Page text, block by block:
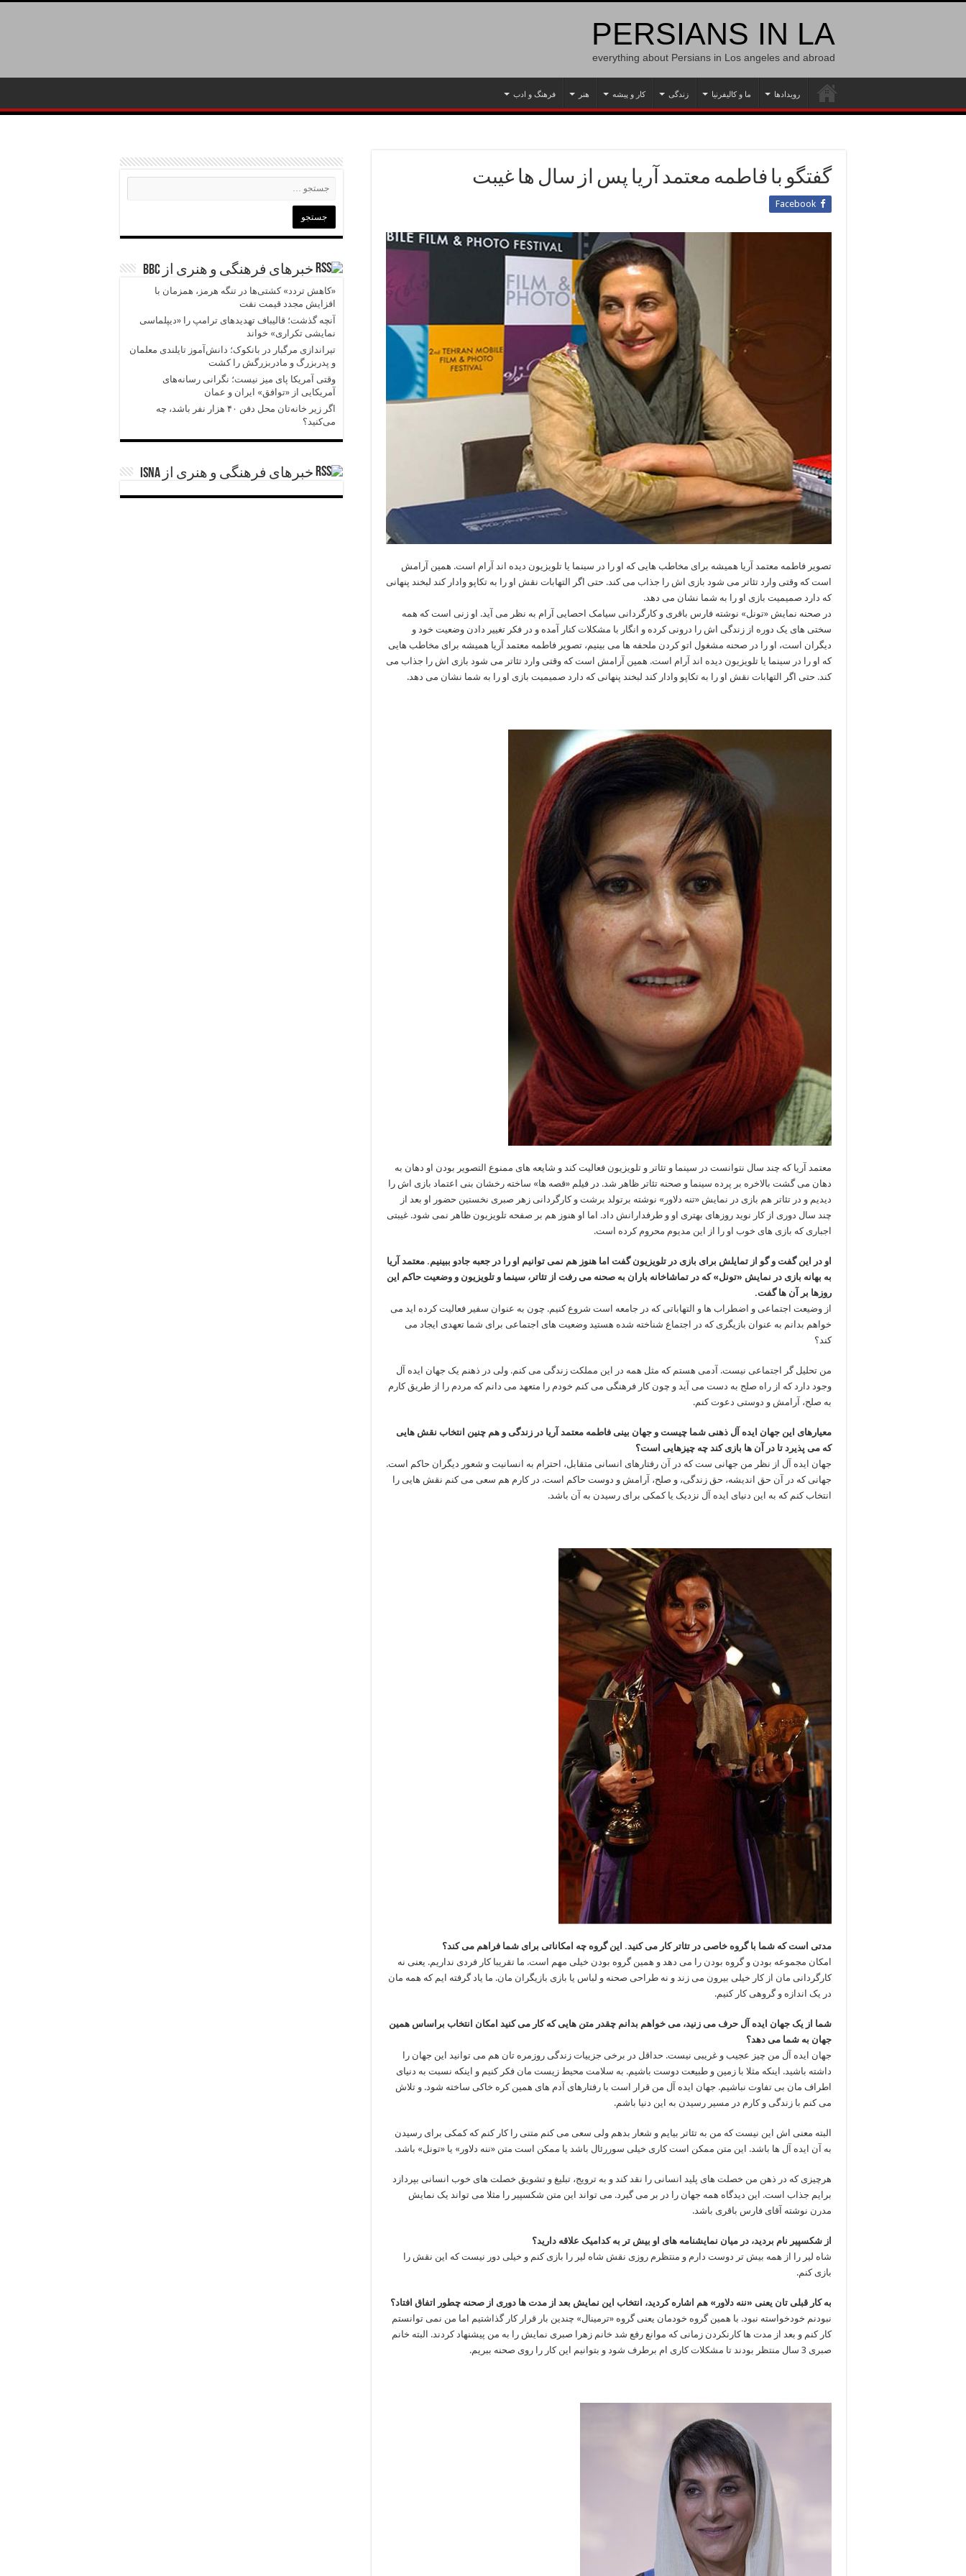
PERSIANS IN LA
everything about Persians in Los angeles and abroad
رویدادها ما و کالیفرنیا زندگی کار و پیشه هنر فرهنگ و ادب
گفتگو با فاطمه معتمد آریا پس از سال ها غیبت
Facebook
تصویر فاطمه معتمد آریا همیشه برای مخاطب هایی که او را در سینما یا تلویزیون دیده اند آرام است. همین آرامش
است که وقتی وارد تئاتر می شود بازی اش را جذاب می کند. حتی اگر التهابات نقش او را به تکاپو وادار کند لبخند پنهانی
که دارد صمیمیت بازی او را به شما نشان می دهد.
در صحنه نمایش «تونل» نوشته فارس باقری و کارگردانی سیامک احصایی آرام به نظر می آید. او زنی است که همه
سختی های یک دوره از زندگی اش را درونی کرده و انگار با مشکلات کنار آمده و در فکر تغییر دادن وضعیت خود و
دیگران است، او را در صحنه مشغول اتو کردن ملحفه ها می بینیم، تصویر فاطمه معتمد آریا همیشه برای مخاطب هایی
که او را در سینما یا تلویزیون دیده اند آرام است. همین آرامش است که وقتی وارد تئاتر می شود بازی اش را جذاب می
کند. حتی اگر التهابات نقش او را به تکاپو وادار کند لبخند پنهانی که دارد صمیمیت بازی او را به شما نشان می دهد.
معتمد آریا که چند سال نتوانست در سینما و تئاتر و تلویزیون فعالیت کند و شایعه های ممنوع التصویر بودن او دهان به
دهان می گشت بالاخره بر پرده سینما و صحنه تئاتر ظاهر شد. در فیلم «قصه ها» ساخته رخشان بنی اعتماد بازی اش را
دیدیم و در تئاتر هم بازی در نمایش «تنه دلاور» نوشته برتولد برشت و کارگردانی زهر صبری نخستین حضور او بعد از
چند سال دوری از کار نوید روزهای بهتری او و طرفدارانش داد. اما او هنوز هم بر صفحه تلویزیون ظاهر نمی شود. غیبتی
اجباری که بازی های خوب او را از این مدیوم محروم کرده است.
او در این گفت و گو از تمایلش برای بازی در تلویزیون گفت اما هنوز هم نمی توانیم او را در جعبه جادو ببینیم. معتمد آریا
به بهانه بازی در نمایش «تونل» که در تماشاخانه باران به صحنه می رفت از تئاتر، سینما و تلویزیون و وضعیت حاکم این
روزها بر آن ها گفت.
از وضیعت اجتماعی و اضطراب ها و التهاباتی که در جامعه است شروع کنیم. چون به عنوان سفیر فعالیت کرده اید می
خواهم بدانم به عنوان بازیگری که در اجتماع شناخته شده هستید وضعیت های اجتماعی برای شما تعهدی ایجاد می
کند؟
من تحلیل گر اجتماعی نیست. آدمی هستم که مثل همه در این مملکت زندگی می کنم. ولی در ذهنم یک جهان ایده آل
وجود دارد که از راه صلح به دست می آید و چون کار فرهنگی می کنم خودم را متعهد می دانم که مردم را از طریق کارم
به صلح، آرامش و دوستی دعوت کنم.
معیارهای این جهان ایده آل ذهنی شما چیست و جهان بینی فاطمه معتمد آریا در زندگی و هم چنین انتخاب نقش هایی
که می پذیرد تا در آن ها بازی کند چه چیزهایی است؟
جهان ایده آل از نظر من جهانی ست که در آن رفتارهای انسانی متقابل، احترام به انسانیت و شعور دیگران حاکم است.
جهانی که در آن حق اندیشه، حق زندگی، و صلح، آرامش و دوست حاکم است. در کارم هم سعی می کنم نقش هایی را
انتخاب کنم که به این دنیای ایده آل نزدیک یا کمکی برای رسیدن به آن باشد.
مدتی است که شما با گروه خاصی در تئاتر کار می کنید. این گروه چه امکاناتی برای شما فراهم می کند؟
امکان مجموعه بودن و گروه بودن را می دهد و همین گروه بودن خیلی مهم است. ما تقریبا کار فردی نداریم. یعنی نه
کارگردانی مان از کار خیلی بیرون می زند و نه طراحی صحنه و لباس یا بازی بازیگران مان. ما یاد گرفته ایم که همه مان
در یک اندازه و گروهی کار کنیم.
شما از یک جهان ایده آل حرف می زنید، می خواهم بدانم چقدر متن هایی که کار می کنید امکان انتخاب براساس همین
جهان به شما می دهد؟
جهان ایده آل من چیز عجیب و غریبی نیست. حداقل در برخی جزییات زندگی روزمره تان هم می توانید این جهان را
داشته باشید. اینکه مثلا با زمین و طبیعت دوست باشیم. به سلامت محیط زیست مان فکر کنیم و اینکه نسبت به دنیای
اطراف مان بی تفاوت نباشیم. جهان ایده آل من قرار است با رفتارهای آدم های همین کره خاکی ساخته شود. و تلاش
می کنم با زندگی و کارم در مسیر رسیدن به این دنیا باشم.
البته معنی اش این نیست که من به تئاتر بیایم و شعار بدهم ولی سعی می کنم متنی را کار کنم که کمکی برای رسیدن
به آن ایده آل ها باشد. این متن ممکن است کاری خیلی سوررئال باشد یا ممکن است متن «ننه دلاور» یا «تونل» باشد.
هرچیزی که در ذهن من خصلت های پلید انسانی را نقد کند و به ترویج، تبلیغ و تشویق خصلت های خوب انسانی بپردازد
برایم جذاب است. این دیدگاه همه جهان را در بر می گیرد. می تواند این متن شکسپیر را مثلا می تواند یک نمایش
مدرن نوشته آقای فارس باقری باشد.
از شکسپیر نام بردید، در میان نمایشنامه های او بیش تر به کدامیک علاقه دارید؟
شاه لیر را از همه بیش تر دوست دارم و منتظرم روزی نقش شاه لیر را بازی کنم و خیلی دور نیست که این نقش را
بازی کنم.
به کار قبلی تان یعنی «ننه دلاور» هم اشاره کردید، انتخاب این نمایش بعد از مدت ها دوری از صحنه چطور اتفاق افتاد؟
نبودنم خودخواسته نبود. با همین گروه خودمان یعنی گروه «ترمینال» چندین بار قرار کار گذاشتیم اما من نمی توانستم
کار کنم و بعد از مدت ها کارنکردن زمانی که موانع رفع شد خانم زهرا صبری نمایش را به من پیشنهاد کردند. البته خانم
صبری 3 سال منتظر بودند تا مشکلات کاری ام برطرف شود و بتوانیم این کار را روی صحنه ببریم.
خبرهای فرهنگی و هنری از BBC
«کاهش تردد» کشتی‌ها در تنگه هرمز، همزمان با
افزایش مجدد قیمت نفت
آنچه گذشت؛ قالیباف تهدیدهای ترامپ را «دیپلماسی
نمایشی تکراری» خواند
تیراندازی مرگبار در بانکوک؛ دانش‌آموز تایلندی معلمان
و پدربزرگ و مادربزرگش را کشت
وقتی آمریکا پای میز نیست؛ نگرانی رسانه‌های
آمریکایی از «توافق» ایران و عمان
اگر زیر خانه‌تان محل دفن ۴۰ هزار نفر باشد، چه
می‌کنید؟
خبرهای فرهنگی و هنری از ISNA